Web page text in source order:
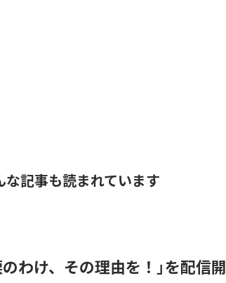
な記事も読まれています
のわけ、その理由を！」を配信